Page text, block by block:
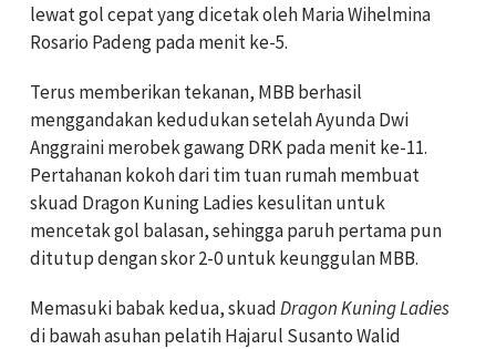
lewat gol cepat yang dicetak oleh Maria Wihelmina
Rosario Padeng pada menit ke-5.
Terus memberikan tekanan, MBB berhasil
menggandakan kedudukan setelah Ayunda Dwi
Anggraini merobek gawang DRK pada menit ke-11.
Pertahanan kokoh dari tim tuan rumah membuat
skuad Dragon Kuning Ladies kesulitan untuk
mencetak gol balasan, sehingga paruh pertama pun
ditutup dengan skor 2-0 untuk keunggulan MBB.
Memasuki babak kedua, skuadDragon Kuning Ladies
di bawah asuhan pelatih Hajarul Susanto Walid